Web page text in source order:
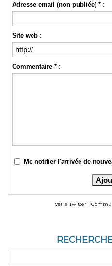
Adresse email (non publiée) * :
Site web :
Commentaire * :
Me notifier l'arrivée de
Veille Twitter |